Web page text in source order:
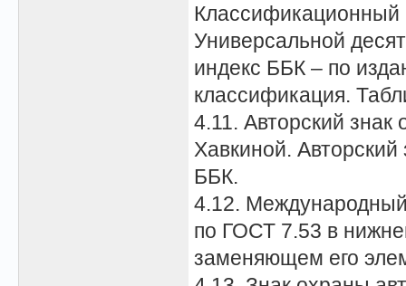
Классификационный
Универсальной
индекс ББК – по
классификация.
4.11. Авторский знак
Хавкиной.
ББК.
4.12.
по ГОСТ 7.53 в
заменяющем его